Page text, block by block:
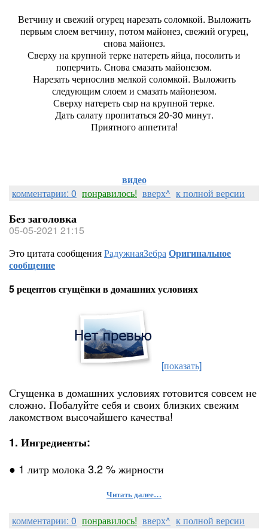
Ветчину и свежий огурец нарезать соломкой. Выложить
первым слоем ветчину, потом майонез, свежий огурец,
снова майонез.
Сверху на крупной терке натереть яйца, посолить и
поперчить. Снова смазать майонезом.
Нарезать чернослив мелкой соломкой. Выложить
следующим слоем и смазать майонезом.
Сверху натереть сыр на крупной терке.
Дать салату пропитаться 20-30 минут.
Приятного аппетита!
видео
комментарии: 0 понравилось! вверх^ к полной версии
Без заголовка
05-05-2021 21:15
Это цитата сообщенияРадужнаяЗебраОригинальное
сообщение
5 рецептов сгущёнки в домашних условиях
[показать]
Сгущенка в домашних условиях готовится совсем не
сложно. Побалуйте себя и своих близких свежим
лакомством высочайшего качества!
1. Ингредиенты:
● 1 литр молока 3.2 % жирности
Читать далее…
комментарии: 0 понравилось! вверх^ к полной версии